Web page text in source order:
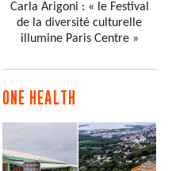
Carla Arigoni : « le Festival
de la diversité culturelle
illumine Paris Centre »
ONE HEALTH